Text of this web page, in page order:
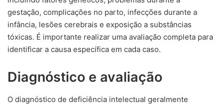
gestação, complicações no parto, infecções durante a
infância, lesões cerebrais e exposição a substâncias
tóxicas. É importante realizar uma avaliação completa para
identificar a causa específica em cada caso.
Diagnóstico e avaliação
O diagnóstico de deficiência intelectual geralmente